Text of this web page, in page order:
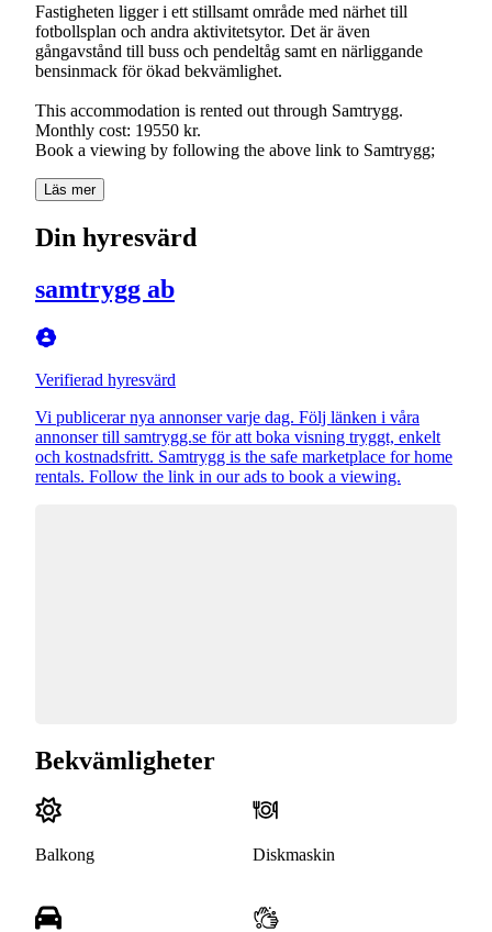
Fastigheten ligger i ett stillsamt område med närhet till
fotbollsplan och andra aktivitetsytor. Det är även
gångavstånd till buss och pendeltåg samt en närliggande
bensinmack för ökad bekvämlighet.
This accommodation is rented out through Samtrygg.
Monthly cost: 19550 kr.
Book a viewing by following the above link to Samtrygg;
Läs mer
Din hyresvärd
samtrygg ab
Verifierad hyresvärd
Vi publicerar nya annonser varje dag. Följ länken i våra
annonser till samtrygg.se för att boka visning tryggt, enkelt
och kostnadsfritt. Samtrygg is the safe marketplace for home
rentals. Follow the link in our ads to book a viewing.
Bekvämligheter
Balkong Diskmaskin